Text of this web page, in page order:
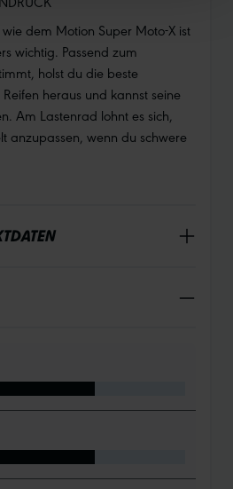
dem Motion Super Moto-X ist
wichtig. Passend zum
holst du die beste
heraus und kannst seine
Am Lastenrad lohnt es sich,
anzupassen, wenn du schwere